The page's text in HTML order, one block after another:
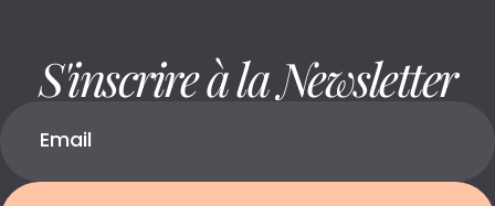
S'inscrire à la Newsletter